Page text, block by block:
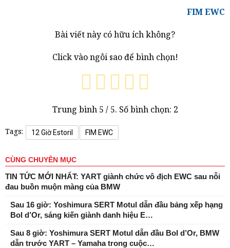
FIM EWC
Bài viết này có hữu ích không?
Click vào ngôi sao để bình chọn!
Trung bình 5 / 5. Số bình chọn: 2
Tags: 12 Giờ Estoril FIM EWC
CÙNG CHUYÊN MỤC
TIN TỨC MỚI NHẤT: YART giành chức vô địch EWC sau nỗi
đau buồn muộn màng của BMW
Sau 16 giờ: Yoshimura SERT Motul dẫn đầu bảng xếp hạng
Bol d’Or, sáng kiến ​​giành danh hiệu E…
Sau 8 giờ: Yoshimura SERT Motul dẫn đầu Bol d’Or, BMW
dẫn trước YART – Yamaha trong cuộc…